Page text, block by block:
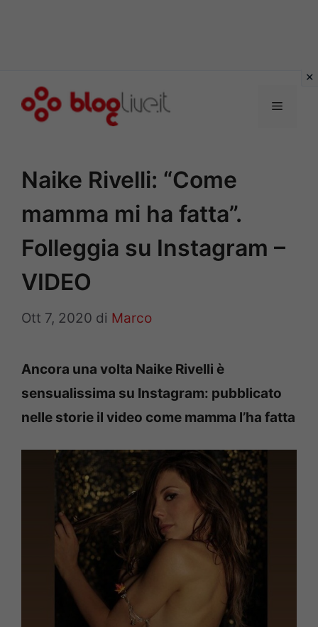
Menu
Naike Rivelli: “Come
mamma mi ha fatta”.
Folleggia su Instagram –
VIDEO
Ott 7, 2020 di Marco
Ancora una volta Naike Rivelli è
sensualissima su Instagram: pubblicato
nelle storie il video come mamma l’ha fatta